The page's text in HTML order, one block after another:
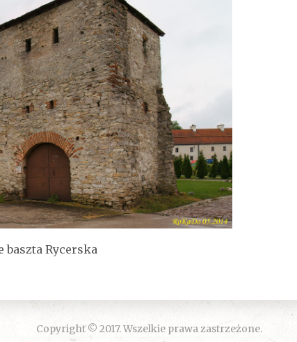
baszta Rycerska
Copyright © 2017. Wszelkie prawa zastrzeżone.